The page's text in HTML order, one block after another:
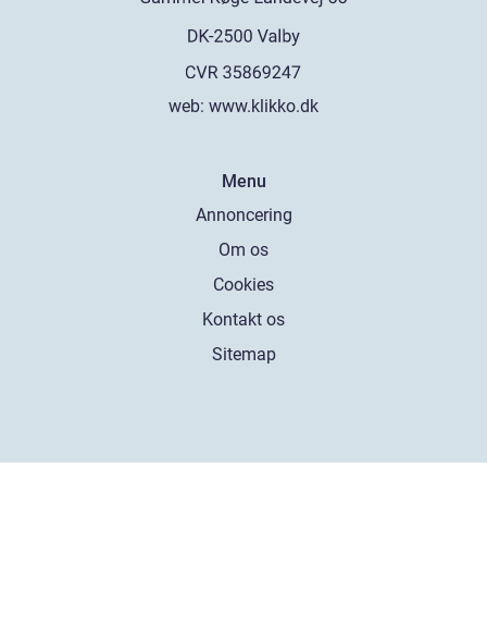
web: www.klikko.dk
Menu
Annoncering
Om os
Cookies
Kontakt os
Sitemap